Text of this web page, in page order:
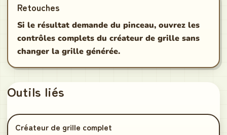
Retouches
Si le résultat demande du pinceau, ouvrez les
contrôles complets du créateur de grille sans
changer la grille générée.
Outils liés
Créateur de grille complet